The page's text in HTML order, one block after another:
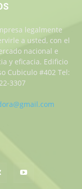
legalmente
a usted, con el
nacional e
y eficacia. Edificio
Cubiculo #402 Tel:
3307